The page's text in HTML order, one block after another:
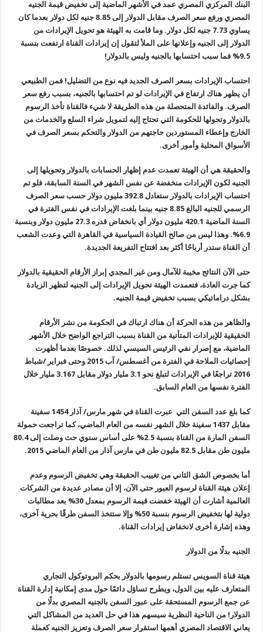
البنك المركزي المصري عمد في الأشهر الماضية إلى تخفيض قيمة الجنيه
المصري ورفع سعر الصرف مقابل الدولار إلى 8.85 جنيه لكل دولار بعدما كان
يساوي 7.73 جنيه لكل دولار. وما قامت به الهيئة هو تحويل الإيرادات من
الدولار إلى الجنيه وإعلانها على الملأ لتقول إن إيرادات القناة ارتفعت بنسبة
9.5% فما سبب احتسابها بالجنيه وليس بالدولار!
احتساب الإيرادات بسعر الصرف الجديد فيه نوع من التضليل! فمن الطبيعي
أن يظهر هناك ارتفاع في الإيرادات لو تم احتسابها بالجنيه، بسبب رفع سعر
الصرف. والفائدة المتحصلة من هذه الطريقة لا شيء فالقناة تأخذ الرسوم
بالدولار وتحولها للحكومة التي تحتاج إليه لتمويل شراء السلع والخدمات من
الخارج وإعطاء المستوردين حاجتهم من الدولار والتحكم بسعر الصرف في
الأسواق المحلية وأمور أخرى.
والحقيقة هي أن الهيئة تعمدت عدم إظهار الحسابات بالدولار وتحويلها إلى
الجنيه لكون الإيرادات منخفضة عن نفس الشهر في السنة السابقة، فلو تم
احتساب الإيرادات بالدولار ستعادل 392.8 مليون دولار حسب سعر الصرف
الرسمي للجنيه البالغ 8.85 جنيه بينما بلغت الإيرادات في نفس الفترة في
السنة الماضية 420.1 مليون دولار أي بانخفاض قدره 27.3 مليون دولار وبنسبة
6.9%. وهذا ليس من صالح القيادة السياسية في القاهرة التي وعدت الشعب
أن القناة ستدر أرباحًا أكثر بعد افتتاح التفريعة الجديدة.
حتى الآن النتائج مخيبة للآمال ومن غير المجدي إبراز الأرقام الحقيقية بالدولار
كما جرت العادة، فتعمدت الهيئة تحويل الإيرادات إلى الجنيه لتظهر الزيادة
بشكل دراماتيكي بسبب تخفيض قيمة الجنيه.
والظاهر من هذه الحركة أن هناك ارتباك في الحكومة من نشر الأرقام
الحقيقية للإيرادات المتأتية من القناة بسبب التراجع الواضح خلال الأشهر
الماضية، مع إصرار نفي الرئيس السيسي لذلك. خصوصًا بعدما أظهرت
إحصائيات الملاحة في الفترة من أغسطس/ آب 2015 وحتى فبراير /شباط
2016 تراجعًا في الإيرادات لتبلغ نحو 3.1 مليار دولار مقابل 3.167 مليار خلال
الفترة نفسها من العام السابق.
كما بلغ عدد السفن التي عبرت القناة في شهر مارس/ آذار 1454 سفينة
مقابل 1437 سفينة خلال الشهر نفسه من العام الماضي، كما تراجعت حمولة
السفن المارة من القناة بنسبة 2.5% على أساس سنوي حث وصلت إلى 80.4
مليون طن مقابل 82.5 مليون طن في مارس آذار من العام الماضي 2015.
أما بخصوص الشق الثاني من تغييب الحقيقة وهي تخفيض الرسوم وعدم
إعلان هيئة القناة لرسوم العبور حتى الآن، إلا أن مصادر عديدة من الشركات
العالمية أشارت أن الهيئة خفضت قيمة الرسوم بمعدل 30% بعد مطالبات
دولية لها بتخفيض الرسوم بنسبة 50% وإلا ستتخذ السفن طرقًا بحرية آخرى،
وهذه إشارة أخرى لانخفاض إيرادات القناة.
الجنيه بدلًا من الدولار
هيئة قناة السويس تستلم رسومها بالدولار بحكم البروتوكول التجاري
المتعارف عليه بين الدول، ويطرح تساؤل دائمًا حول مدى إمكانية إدارة القناة
عن جمع الرسوم المستحقة على عبور السفن بالجنيه المصري بدلًا من
الدولار! من الناحية النظرية سيسهم هذا في حل العديد من المشاكل التي
يعاني الاقتصاد المصري أهمها استقرار سعر الصرف وتعزيز الجنيه كعملة